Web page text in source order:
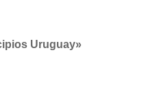
Uruguay»